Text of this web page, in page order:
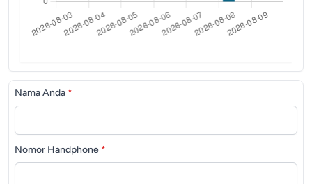
Nama Anda *
Nomor Handphone *